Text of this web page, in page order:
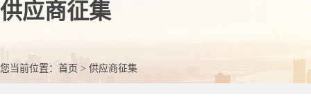
供应商征集
您当前位置： 首页 > 供应商征集